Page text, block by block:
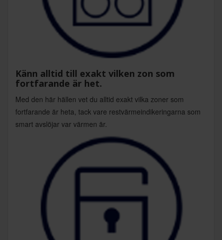
Känn alltid till exakt vilken zon som
fortfarande är het.
Med den här hällen vet du alltid exakt vilka zoner som
fortfarande är heta, tack vare restvärmeindikeringarna som
smart avslöjar var värmen är.